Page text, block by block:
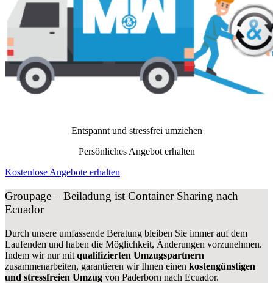
Entspannt und stressfrei umziehen
Persönliches Angebot erhalten
Kostenlose Angebote erhalten
Groupage – Beiladung ist Container Sharing nach
Ecuador
Durch unsere umfassende Beratung bleiben Sie immer auf dem
Laufenden und haben die Möglichkeit, Änderungen vorzunehmen.
Indem wir nur mit qualifizierten Umzugspartnern
zusammenarbeiten, garantieren wir Ihnen einen kostengünstigen
und stressfreien Umzug von Paderborn nach Ecuador.